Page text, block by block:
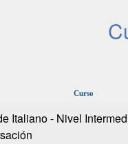
Curso
Italiano - Nivel